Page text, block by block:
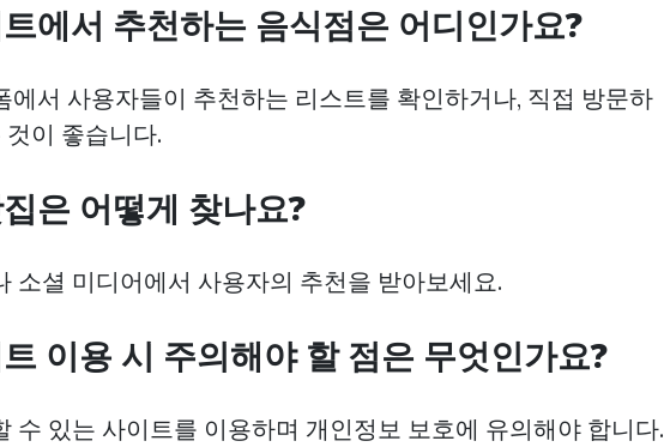
에서 추천하는 음식점은 어디인가요?
에서 사용자들이 추천하는 리스트를 확인하거나, 직접 방문하
이 좋습니다.
은 어떻게 찾나요?
소셜 미디어에서 사용자의 추천을 받아보세요.
이용 시 주의해야 할 점은 무엇인가요?
수 있는 사이트를 이용하며 개인정보 보호에 유의해야 합니다.